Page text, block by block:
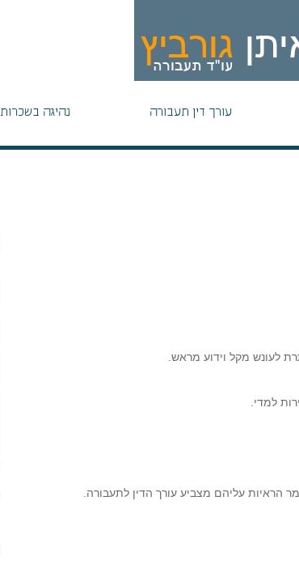
עורך דין תעבורה נהיגה בשכרות